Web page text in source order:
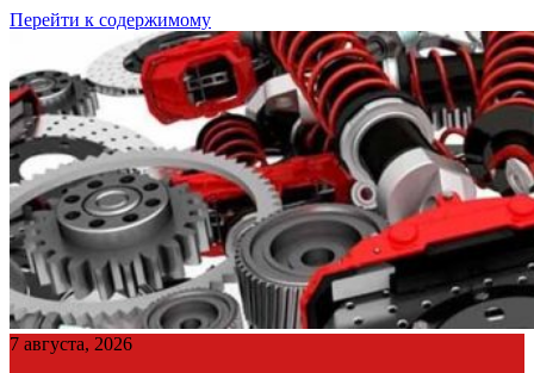
Перейти к содержимому
7 августа, 2026